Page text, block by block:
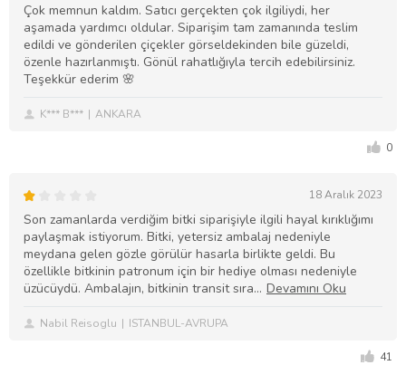
Çok memnun kaldım. Satıcı gerçekten çok ilgiliydi, her
aşamada yardımcı oldular. Siparişim tam zamanında teslim
edildi ve gönderilen çiçekler görseldekinden bile güzeldi,
özenle hazırlanmıştı. Gönül rahatlığıyla tercih edebilirsiniz.
Teşekkür ederim 🌸
K*** B*** ANKARA
0
18 Aralık 2023
Son zamanlarda verdiğim bitki siparişiyle ilgili hayal kırıklığımı
paylaşmak istiyorum. Bitki, yetersiz ambalaj nedeniyle
meydana gelen gözle görülür hasarla birlikte geldi. Bu
özellikle bitkinin patronum için bir hediye olması nedeniyle
üzücüydü. Ambalajın, bitkinin transit sıra
Nabil Reisoglu ISTANBUL-AVRUPA
41